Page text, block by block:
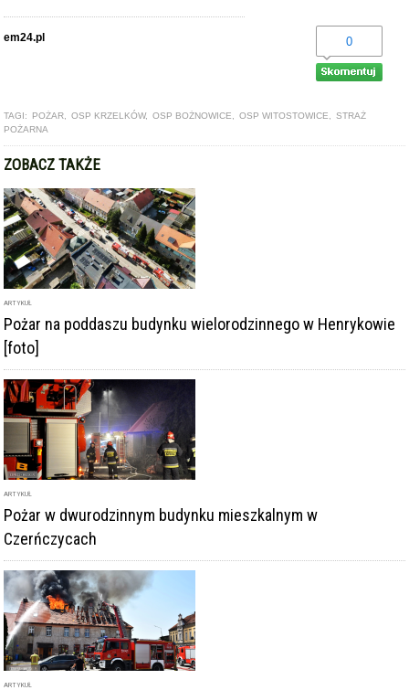
em24.pl 0
TAGI: POŻAR OSP KRZELKÓW, OSP BOŻNOWICE OSP WITOSTOWICE
STRAŻ
POŻARNA
ZOBACZ TAKŻE
ARTYKUŁ
Pożar na poddaszu budynku wielorodzinnego w Henrykowie
[foto]
ARTYKUŁ
Pożar w dwurodzinnym budynku mieszkalnym w
Czerńczycach
ARTYKUŁ